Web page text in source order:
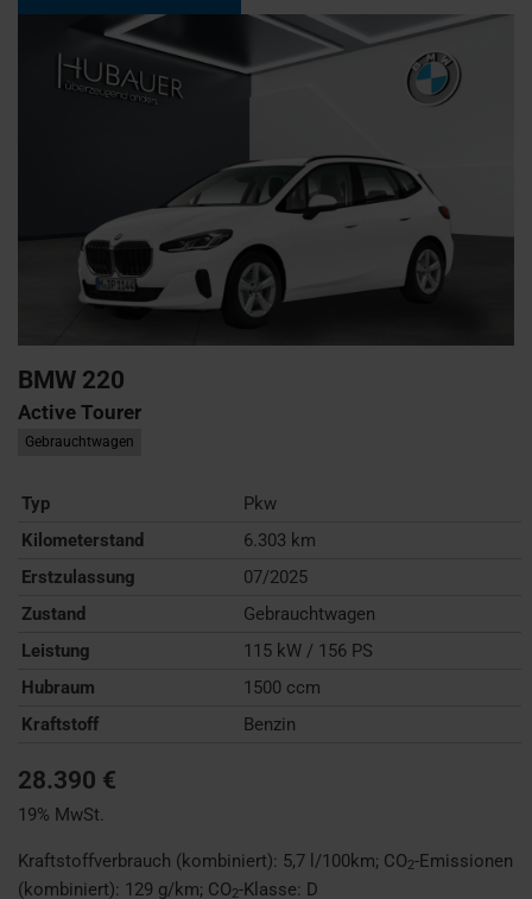
BMW 220
Active Tourer
Gebrauchtwagen
Typ
Pkw
Kilometerstand
6.303 km
Erstzulassung
07/2025
Zustand
Gebrauchtwagen
Leistung
115 kW / 156 PS
Hubraum
1500 ccm
Kraftstoff
Benzin
28.390 €
19% MwSt.
Kraftstoffverbrauch (kombiniert): 5,7 l/100km; CO2-Emissionen
(kombiniert): 129 g/km; CO2-Klasse: D